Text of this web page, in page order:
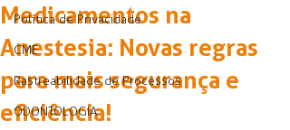
Política de Privacidade
CME
Rastreabilidade de Processos
ODONTOLOGIA
Medicamentos na
Anestesia: Novas regras
para mais segurança e
eficiência!